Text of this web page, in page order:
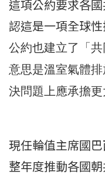
這項公約要求各
認這是一項全球
公約也建立了「
意思是溫室氣體
決問題上應承擔更
現任輪值主席國
整年度推動各國